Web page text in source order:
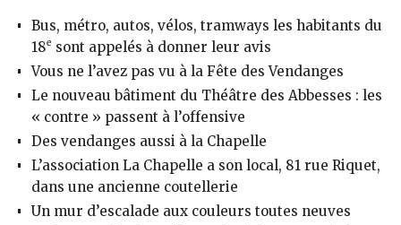
Bus, métro, autos, vélos, tramways les habitants du
18e sont appelés à donner leur avis
Vous ne l’avez pas vu à la Fête des Vendanges
Le nouveau bâtiment du Théâtre des Abbesses : les
« contre » passent à l’offensive
Des vendanges aussi à la Chapelle
L’association La Chapelle a son local, 81 rue Riquet,
dans une ancienne coutellerie
Un mur d’escalade aux couleurs toutes neuves